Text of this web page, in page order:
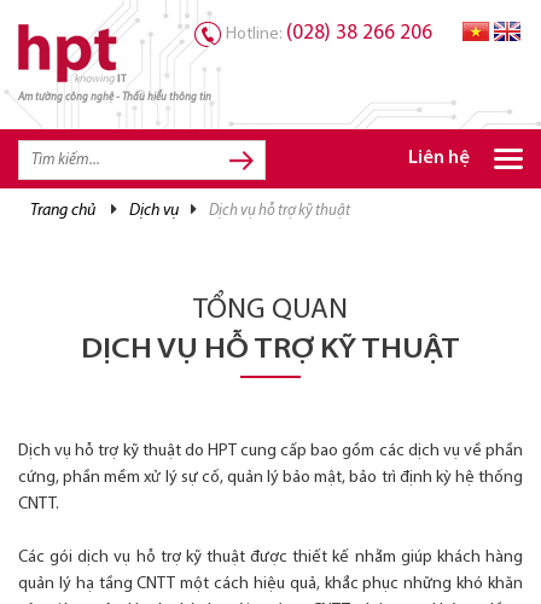
Am tường công nghệ - Thấu hiểu thông tin
Hotline: (028) 38 266 206
Liên hệ
trang chủ dịch vụ dịch vụ hỗ trợ kỹ thuật
TỔNG QUAN
DỊCH VỤ HỖ TRỢ KỸ THUẬT
Dịch vụ hỗ trợ kỹ thuật do HPT cung cấp bao gồm các dịch vụ về phần
cứng, phần mềm xử lý sự cố, quản lý bảo mật, bảo trì định kỳ hệ thống
CNTT.
Các gói dịch vụ hỗ trợ kỹ thuật được thiết kế nhằm giúp khách hàng
quản lý hạ tầng CNTT một cách hiệu quả, khắc phục những khó khăn
TRANG CHỦ
TRANG CHỦ
TRI THỨC